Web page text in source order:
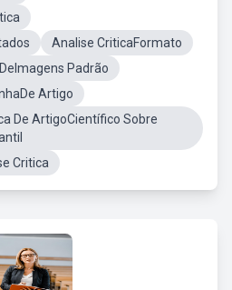
Analise CriticaFormato
Padrão
Artigo
De ArtigoCientífico Sobre
Critica